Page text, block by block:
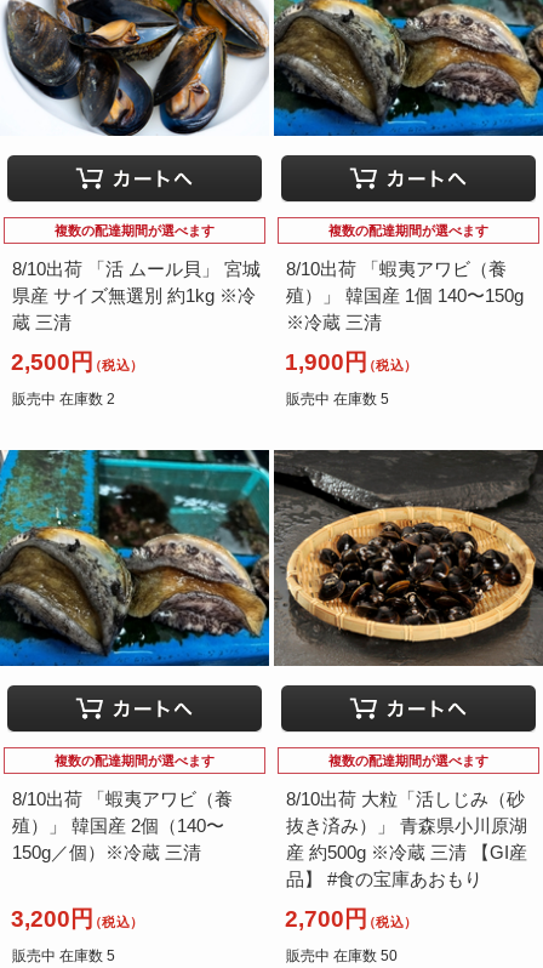
夜光貝
やこうがい
（沖縄県）
シッタカ
（大分県他）
複数の配達期間が選べます
8/10出荷 「活 ムール貝」 宮城
県産 サイズ無選別 約1kg ※冷
蔵 三清
2,500円（税込）
販売中 在庫数 2
複数の配達期間が選べます
8/10出荷 「蝦夷アワビ（養
殖）」 韓国産 1個 140〜150g
※冷蔵 三清
1,900円（税込）
販売中 在庫数 5
複数の配達期間が選べます
8/10出荷 「蝦夷アワビ（養
殖）」 韓国産 2個（140〜
150g／個）※冷蔵 三清
3,200円（税込）
販売中 在庫数 5
複数の配達期間が選べます
8/10出荷 大粒「活しじみ（砂
抜き済み）」 青森県小川原湖
産 約500g ※冷蔵 三清 【GI産
品】 #食の宝庫あおもり
2,700円（税込）
販売中 在庫数 50